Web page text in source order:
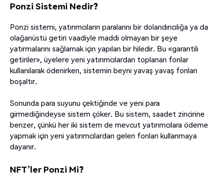
Ponzi Sistemi Nedir?
Ponzi sistemi, yatırımcıların paralarını bir dolandırıcılığa ya da
olağanüstü getiri vaadiyle maddi olmayan bir şeye
yatırmalarını sağlamak için yapılan bir hiledir. Bu «garantili
getiriler», üyelere yeni yatırımcılardan toplanan fonlar
kullanılarak ödenirken, sistemin beyni yavaş yavaş fonları
boşaltır.
Sonunda para suyunu çektiğinde ve yeni para
girmediğindeyse sistem çöker. Bu sistem, saadet zincirine
benzer, çünkü her iki sistem de mevcut yatırımcılara ödeme
yapmak için yeni yatırımcılardan gelen fonları kullanmaya
dayanır.
NFT’ler Ponzi Mi?